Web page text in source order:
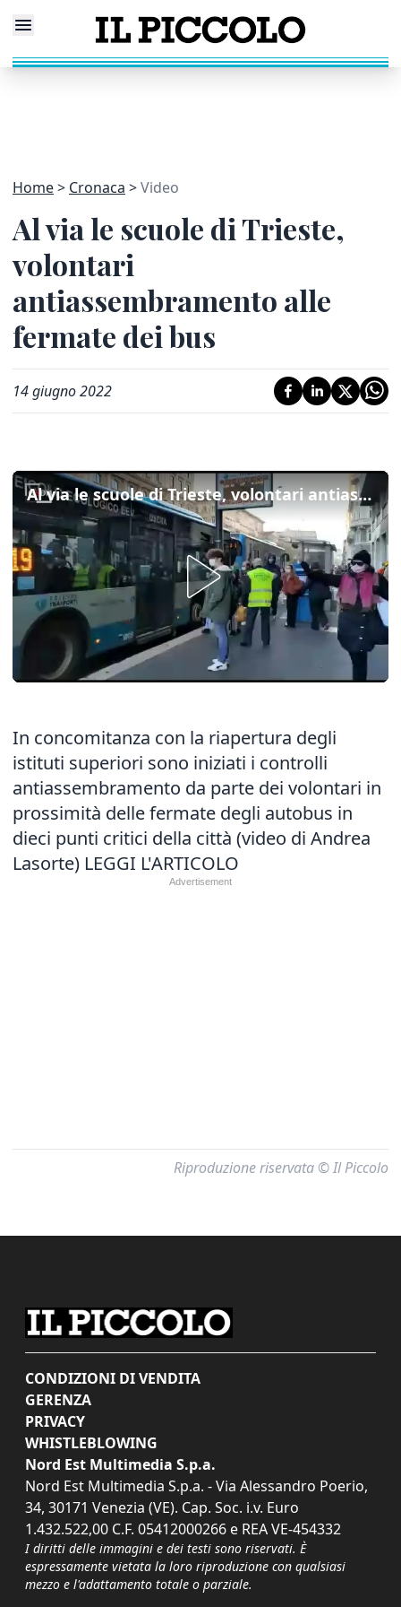
Home Cronaca Video
Al via le scuole di Trieste,
volontari
antiassembramento alle
fermate dei bus
14 giugno 2022
Al via le scuole di Trieste, volontari antiassembramento alle fermate dei bus
In concomitanza con la riapertura degli
istituti superiori sono iniziati i controlli
antiassembramento da parte dei volontari in
prossimità delle fermate degli autobus in
dieci punti critici della città (video di Andrea
Lasorte) LEGGI L'ARTICOLO
Riproduzione riservata © Il Piccolo
CONDIZIONI DI VENDITA
GERENZA
PRIVACY
WHISTLEBLOWING
Nord Est Multimedia S.p.a.
Nord Est Multimedia S.p.a. - Via Alessandro Poerio,
34, 30171 Venezia (VE). Cap. Soc. i.v. Euro
1.432.522,00 C.F. 05412000266 e REA VE-454332
I diritti delle immagini e dei testi sono riservati. È
espressamente vietata la loro riproduzione con qualsiasi
mezzo e l'adattamento totale o parziale.